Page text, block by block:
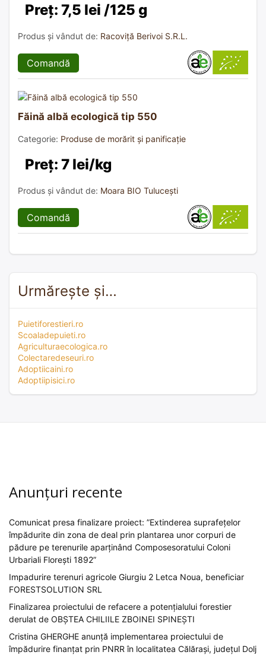
Preț: 7,5 lei /125 g
Produs și vândut de: Racoviță Berivoi S.R.L.
Comandă
Făină albă ecologică tip 550
Categorie: Produse de morărit și panificație
Preț: 7 lei/kg
Produs și vândut de: Moara BIO Tulucești
Comandă
Urmărește și…
Puietiforestieri.ro
Scoaladepuieti.ro
Agriculturaecologica.ro
Colectaredeseuri.ro
Adoptiicaini.ro
Adoptiipisici.ro
Anunțuri recente
Comunicat presa finalizare proiect: ”Extinderea suprafețelor
împădurite din zona de deal prin plantarea unor corpuri de
pădure pe terenurile aparținând Composesoratului Coloni
Urbariali Florești 1892”
Impadurire terenuri agricole Giurgiu 2 Letca Noua, beneficiar
FORESTSOLUTION SRL
Finalizarea proiectului de refacere a potențialului forestier
derulat de OBȘTEA CHILIILE ZBOINEI SPINEȘTI
Cristina GHERGHE anunță implementarea proiectului de
împădurire finanțat prin PNRR în localitatea Călărași, județul Dolj